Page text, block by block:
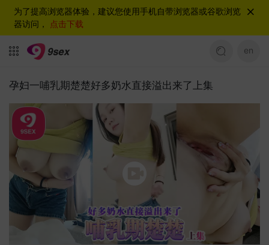
为了提高浏览器体验，建议您使用手机自带浏览器或谷歌浏览
器访问， 点击下载
en
孕妇一哺乳期楚楚好多奶水直接溢出来了上集